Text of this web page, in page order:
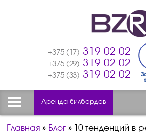
+375 (17) 319 02 02
+375 (29) 319 02 02
+375 (33) 319 02 02
Аренда билбордов
Главная » Блог» 10 тенденций в